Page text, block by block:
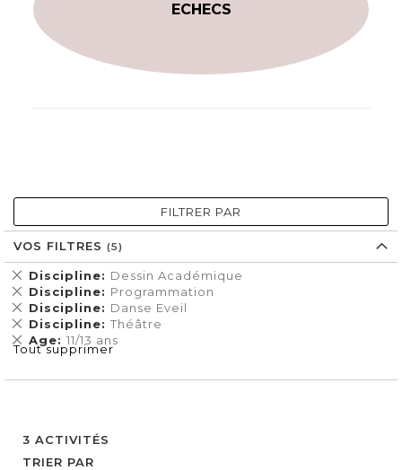
ECHECS
3 ACTIVITÉS
TRIER PAR
FILTRER PAR
VOS FILTRES
Discipline Dessin Académique
Supprimer
cet
Élément
Discipline Programmation
Supprimer
cet
Élément
Discipline Danse Eveil
Supprimer
cet
Élément
Discipline Théâtre
Supprimer
cet
Élément
Age 11/13 ans
Supprimer
cet
Tout supprimer